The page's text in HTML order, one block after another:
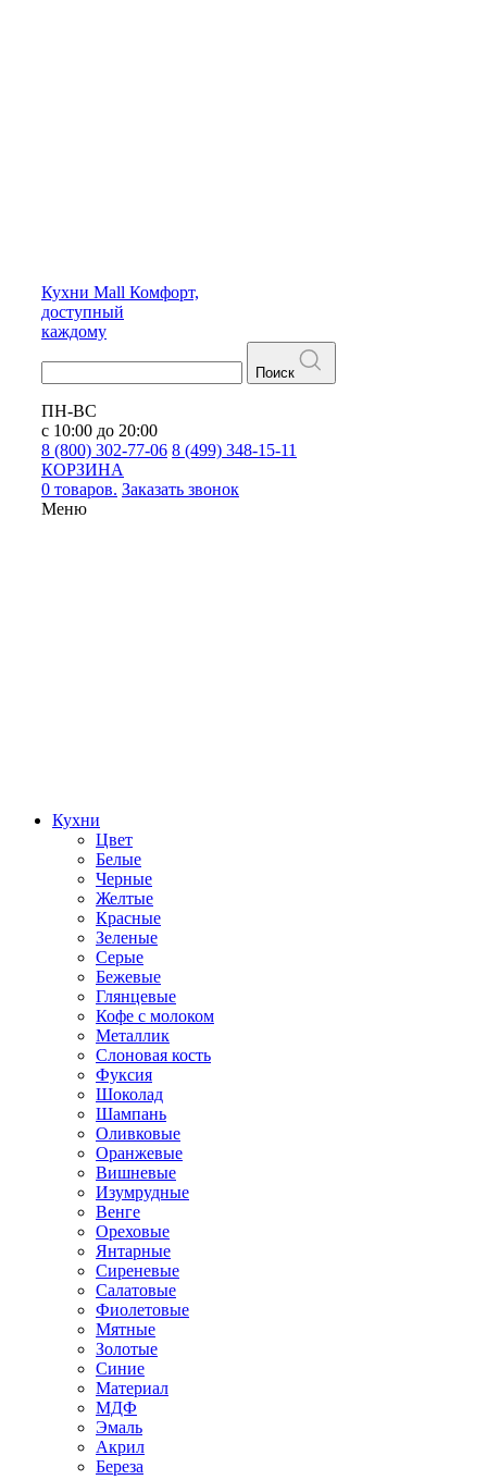
Кухни Mall Комфорт,
доступный
каждому
Поиск
ПН-ВС
с 10:00 до 20:00
8 (800) 302-77-06 8 (499) 348-15-11
КОРЗИНА
0 товаров. Заказать звонок
Меню
Кухни
Цвет
Белые
Черные
Желтые
Красные
Зеленые
Серые
Бежевые
Глянцевые
Кофе с молоком
Металлик
Слоновая кость
Фуксия
Шоколад
Шампань
Оливковые
Оранжевые
Вишневые
Изумрудные
Венге
Ореховые
Янтарные
Сиреневые
Салатовые
Фиолетовые
Мятные
Золотые
Синие
Материал
МДФ
Эмаль
Акрил
Береза